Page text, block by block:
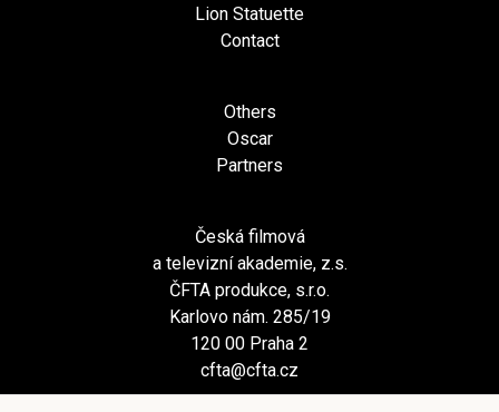
Lion Statuette
Contact
Others
Oscar
Partners
Česká filmová
a televizní akademie, z.s.
ČFTA produkce, s.r.o.
Karlovo nám. 285/19
120 00 Praha 2
cfta@cfta.cz